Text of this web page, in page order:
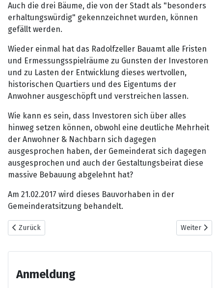
Auch die drei Bäume, die von der Stadt als "besonders
erhaltungswürdig" gekennzeichnet wurden, können
gefällt werden.
Wieder einmal hat das Radolfzeller Bauamt alle Fristen
und Ermessungsspielräume zu Gunsten der Investoren
und zu Lasten der Entwicklung dieses wertvollen,
historischen Quartiers und des Eigentums der
Anwohner ausgeschöpft und verstreichen lassen.
Wie kann es sein, dass Investoren sich über alles
hinweg setzen können, obwohl eine deutliche Mehrheit
der Anwohner & Nachbarn sich dagegen
ausgesprochen haben, der Gemeinderat sich dagegen
ausgesprochen und auch der Gestaltungsbeirat diese
massive Bebauung abgelehnt hat?
Am 21.02.2017 wird dieses Bauvorhaben in der
Gemeinderatsitzung behandelt.
Vorheriger Beitrag: Bürgerforum - 6.Treffen
Zurück Nächster
Weiter
Anmeldung